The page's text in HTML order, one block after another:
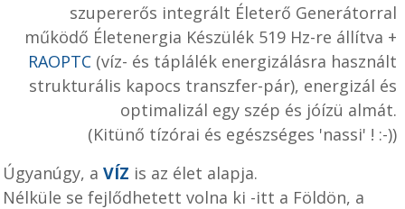
szupererős integrált Életerő Generátorral
működő Életenergia Készülék 519 Hz-re állítva +
RAOPTC (víz- és táplálék energizálásra használt
strukturális kapocs transzfer-pár), energizál és
optimalizál egy szép és jóízü almát.
(Kitünő tízórai és egészséges 'nassi' ! :-))
Úgyanúgy, a VÍZ is az élet alapja.
Nélküle se fejlődhetett volna ki -itt a Földön, a